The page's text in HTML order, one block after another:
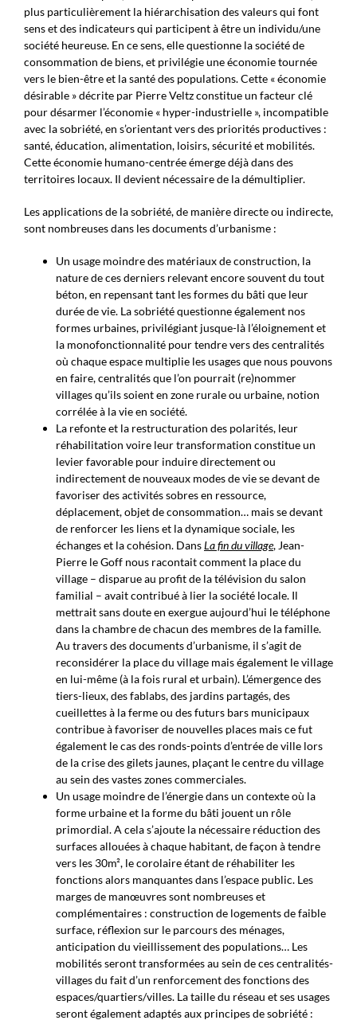
plus particulièrement la hiérarchisation des valeurs qui font
sens et des indicateurs qui participent à être un individu/une
société heureuse. En ce sens, elle questionne la société de
consommation de biens, et privilégie une économie tournée
vers le bien-être et la santé des populations. Cette « économie
désirable » décrite par Pierre Veltz constitue un facteur clé
pour désarmer l’économie « hyper-industrielle », incompatible
avec la sobriété, en s’orientant vers des priorités productives :
santé, éducation, alimentation, loisirs, sécurité et mobilités.
Cette économie humano-centrée émerge déjà dans des
territoires locaux. Il devient nécessaire de la démultiplier.
Les applications de la sobriété, de manière directe ou indirecte,
sont nombreuses dans les documents d’urbanisme :
Un usage moindre des matériaux de construction, la
nature de ces derniers relevant encore souvent du tout
béton, en repensant tant les formes du bâti que leur
durée de vie. La sobriété questionne également nos
formes urbaines, privilégiant jusque-là l’éloignement et
la monofonctionnalité pour tendre vers des centralités
où chaque espace multiplie les usages que nous pouvons
en faire, centralités que l’on pourrait (re)nommer
villages qu’ils soient en zone rurale ou urbaine, notion
corrélée à la vie en société.
La refonte et la restructuration des polarités, leur
réhabilitation voire leur transformation constitue un
levier favorable pour induire directement ou
indirectement de nouveaux modes de vie se devant de
favoriser des activités sobres en ressource,
déplacement, objet de consommation… mais se devant
de renforcer les liens et la dynamique sociale, les
échanges et la cohésion. DansLa fin du village, Jean-
Pierre le Goff nous racontait comment la place du
village – disparue au profit de la télévision du salon
familial – avait contribué à lier la société locale. Il
mettrait sans doute en exergue aujourd’hui le téléphone
dans la chambre de chacun des membres de la famille.
Au travers des documents d’urbanisme, il s’agit de
reconsidérer la place du village mais également le village
en lui-même (à la fois rural et urbain). L’émergence des
tiers-lieux, des fablabs, des jardins partagés, des
cueillettes à la ferme ou des futurs bars municipaux
contribue à favoriser de nouvelles places mais ce fut
également le cas des ronds-points d’entrée de ville lors
de la crise des gilets jaunes, plaçant le centre du village
au sein des vastes zones commerciales.
Un usage moindre de l’énergie dans un contexte où la
forme urbaine et la forme du bâti jouent un rôle
primordial. A cela s’ajoute la nécessaire réduction des
surfaces allouées à chaque habitant, de façon à tendre
vers les 30m², le corolaire étant de réhabiliter les
fonctions alors manquantes dans l’espace public. Les
marges de manœuvres sont nombreuses et
complémentaires : construction de logements de faible
surface, réflexion sur le parcours des ménages,
anticipation du vieillissement des populations… Les
mobilités seront transformées au sein de ces centralités-
villages du fait d’un renforcement des fonctions des
espaces/quartiers/villes. La taille du réseau et ses usages
seront également adaptés aux principes de sobriété :